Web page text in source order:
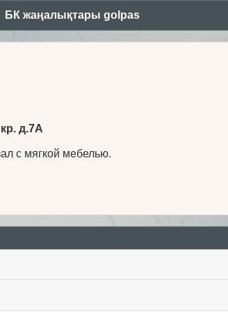
БК жаңалықтары golpas
д.7А
с мягкой мебелью.